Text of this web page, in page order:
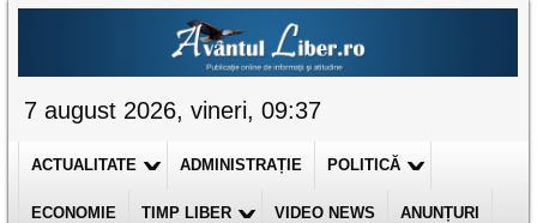
7 august 2026, vineri, 09:37
ACTUALITATE ADMINISTRAȚIE POLITICĂ
ECONOMIE TIMP LIBER VIDEO NEWS ANUNȚURI